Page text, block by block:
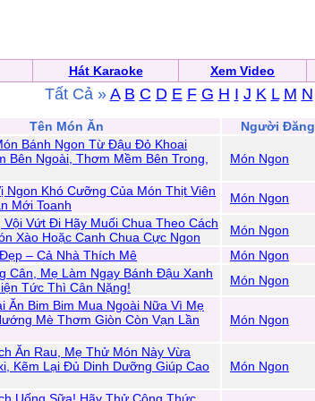
Hát Karaoke Xem Video
Tất Cả » A B C D E F G H I J K L M N
Tên Món Ăn Người Đăng
Bánh Ngon Từ Đậu Đỏ Khoai
Bên Ngoài, Thơm Mềm Bên Trong,
Món Ngon
Ngon Khó Cưỡng Của Món Thịt Viên
Mới Toanh
Món Ngon
Vứt Đi Hãy Muối Chua Theo Cách
Xào Hoặc Canh Chua Cực Ngon
Món Ngon
– Cả Nhà Thích Mê
Món Ngon
Cân, Mẹ Làm Ngay Bánh Đậu Xanh
Tức Thì Cân Nặng!
Món Ngon
Ăn Bim Bim Mua Ngoài Nữa Vì Mẹ
Mè Thơm Giòn Còn Vạn Lần
Món Ngon
Ăn Rau, Mẹ Thử Món Này Vừa
Kẽm Lại Đủ Dinh Dưỡng Giúp Cao
Món Ngon